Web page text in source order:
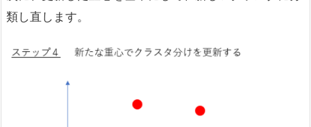
類し直します。